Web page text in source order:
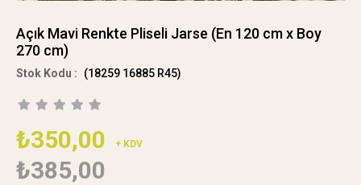
Açık Mavi Renkte Pliseli Jarse (En 120 cm x Boy
270 cm)
(18259 16885 R45)
₺350,00 + KDV
₺385,00